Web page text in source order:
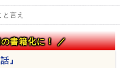
言え
書籍化に！ ／
』